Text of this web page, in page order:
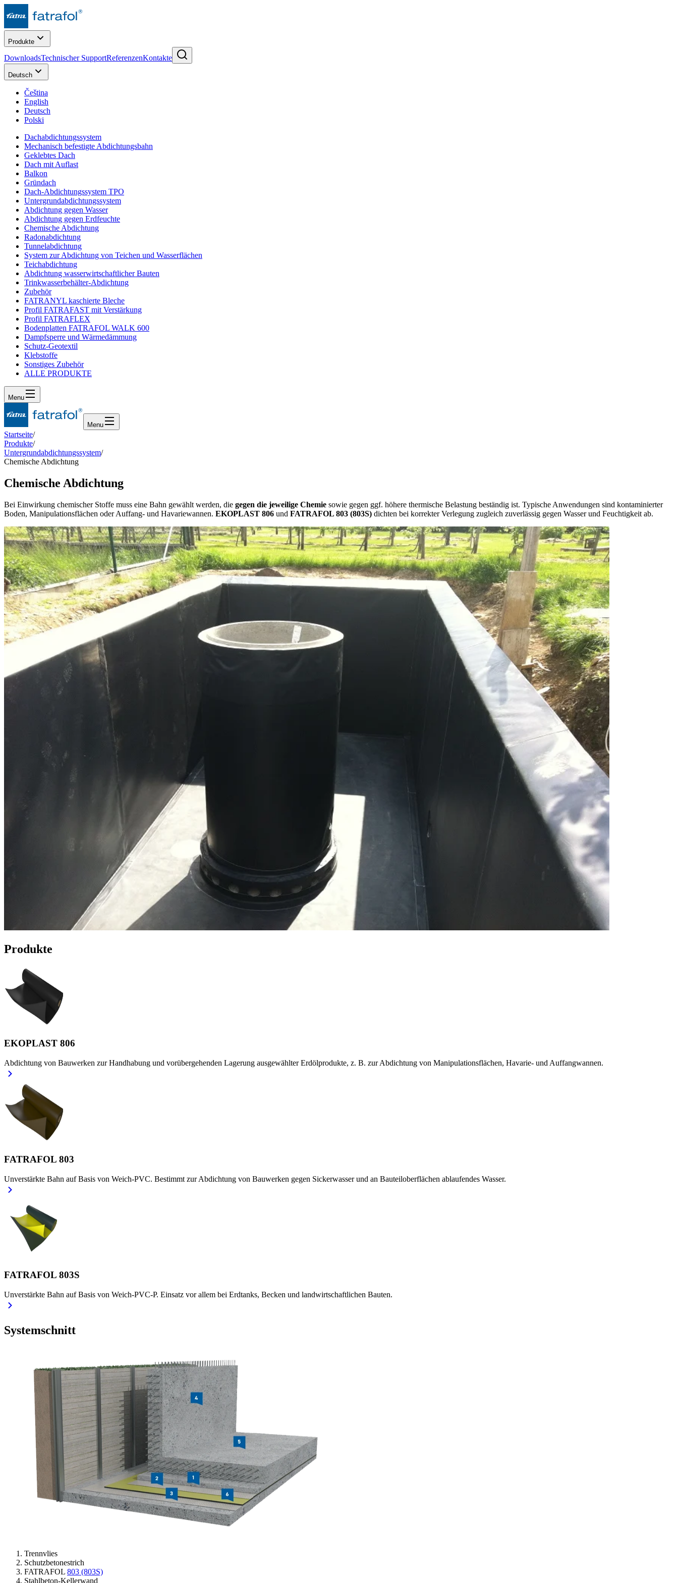
Produkte
DownloadsTechnischer SupportReferenzenKontakte
Deutsch
Čeština
English
Deutsch
Polski
Dachabdichtungssystem
Mechanisch befestigte Abdichtungsbahn
Geklebtes Dach
Dach mit Auflast
Balkon
Gründach
Dach-Abdichtungssystem TPO
Untergrundabdichtungssystem
Abdichtung gegen Wasser
Abdichtung gegen Erdfeuchte
Chemische Abdichtung
Radonabdichtung
Tunnelabdichtung
System zur Abdichtung von Teichen und Wasserflächen
Teichabdichtung
Abdichtung wasserwirtschaftlicher Bauten
Trinkwasserbehälter-Abdichtung
Zubehör
FATRANYL kaschierte Bleche
Profil FATRAFAST mit Verstärkung
Profil FATRAFLEX
Bodenplatten FATRAFOL WALK 600
Dampfsperre und Wärmedämmung
Schutz-Geotextil
Klebstoffe
Sonstiges Zubehör
ALLE PRODUKTE
Menu
Menu
Startseite/
Produkte/
Untergrundabdichtungssystem/
Chemische Abdichtung
Chemische Abdichtung
Bei Einwirkung chemischer Stoffe muss eine Bahn gewählt werden, die gegen die jeweilige Chemie sowie gegen ggf. höhere thermische Belastung beständig ist. Typische Anwendungen sind kontaminierter
Boden, Manipulationsflächen oder Auffang- und Havariewannen. EKOPLAST 806 und FATRAFOL 803 (803S) dichten bei korrekter Verlegung zugleich zuverlässig gegen Wasser und Feuchtigkeit ab.
Produkte
EKOPLAST 806
Abdichtung von Bauwerken zur Handhabung und vorübergehenden Lagerung ausgewählter Erdölprodukte, z. B. zur Abdichtung von Manipulationsflächen, Havarie- und Auffangwannen.
FATRAFOL 803
Unverstärkte Bahn auf Basis von Weich-PVC. Bestimmt zur Abdichtung von Bauwerken gegen Sickerwasser und an Bauteiloberflächen ablaufendes Wasser.
FATRAFOL 803S
Unverstärkte Bahn auf Basis von Weich-PVC-P. Einsatz vor allem bei Erdtanks, Becken und landwirtschaftlichen Bauten.
Systemschnitt
Trennvlies
Schutzbetonestrich
FATRAFOL 803 (803S)
Stahlbeton-Kellerwand